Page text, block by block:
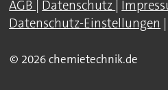
AGB Datenschutz
Datenschutz-Einstellungen
© 2026 chemietechnik.de